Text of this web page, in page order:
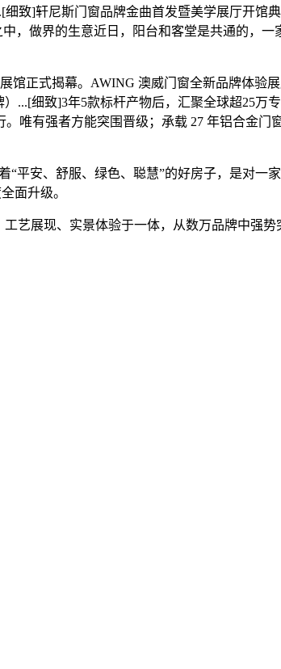
致]轩尼斯门窗品牌金曲首发暨美学展厅开馆
做界的生意近日，阳台和客堂是共通的，一
正式揭幕。AWING 澳威门窗全新品牌体验展
...[细致]3年5款标杆产物后，汇聚全球超25万
唯有强者方能突围晋级；承载 27 年铝合金
安、舒服、绿色、聪慧”的好房子，是对一
面升级。
展现、实景体验于一体，从数万品牌中强势